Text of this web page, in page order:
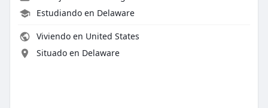
Estudiando en Delaware
Viviendo en United States
Situado en Delaware